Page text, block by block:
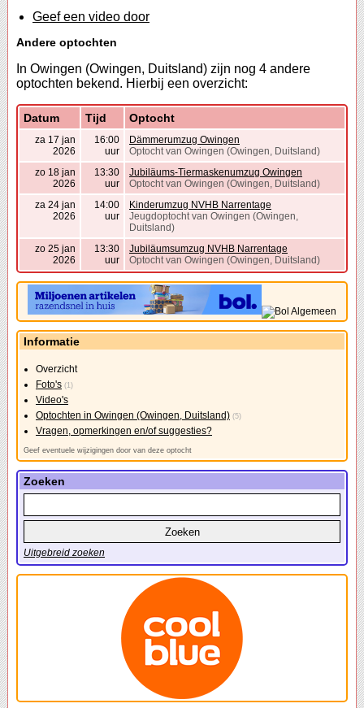
Geef een video door
Andere optochten
In Owingen (Owingen, Duitsland) zijn nog 4 andere
optochten bekend. Hierbij een overzicht:
Datum Tijd Optocht
za 17 jan
2026
16:00
uur
Dämmerumzug Owingen
Optocht van Owingen (Owingen, Duitsland)
zo 18 jan
2026
13:30
uur
Jubiläums-Tiermaskenumzug Owingen
Optocht van Owingen (Owingen, Duitsland)
za 24 jan
2026
14:00
uur
Kinderumzug NVHB Narrentage
Jeugdoptocht van Owingen (Owingen,
Duitsland)
zo 25 jan
2026
13:30
uur
Jubiläumsumzug NVHB Narrentage
Optocht van Owingen (Owingen, Duitsland)
Informatie
Overzicht
Foto's (1)
Video's
Optochten in Owingen (Owingen, Duitsland) (5)
Vragen, opmerkingen en/of suggesties?
Geef eventuele wijzigingen door van deze optocht
Zoeken
Uitgebreid zoeken